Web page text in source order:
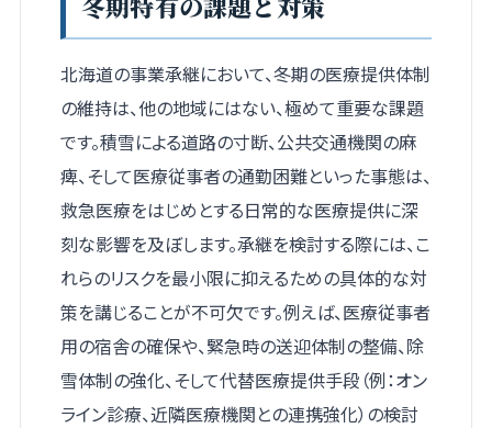
北海道の事業承継において、冬期の医療提供体制
の維持は、他の地域にはない、極めて重要な課題
です。積雪による道路の寸断、公共交通機関の麻
痺、そして医療従事者の通勤困難といった事態は、
救急医療をはじめとする日常的な医療提供に深
刻な影響を及ぼします。承継を検討する際には、こ
れらのリスクを最小限に抑えるための具体的な対
策を講じることが不可欠です。例えば、医療従事者
用の宿舎の確保や、緊急時の送迎体制の整備、除
雪体制の強化、そして代替医療提供手段（例：オン
ライン診療、近隣医療機関との連携強化）の検討